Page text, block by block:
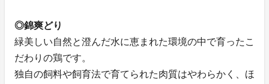
◎錦爽どり
緑美しい自然と澄んだ水に恵まれた環境の中で育ったこ
だわりの鶏です。
独自の飼料や飼育法で育てられた肉質はやわらかく、ほ